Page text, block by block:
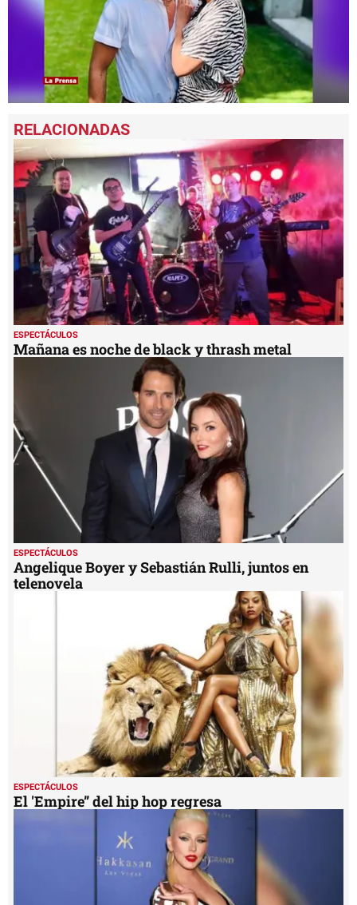
seconds
of
1
minute,
seconds
ESPECTÁCULOS
Mañana es noche de black y thrash metal
ESPECTÁCULOS
Angelique Boyer y Sebastián Rulli, juntos en
telenovela
ESPECTÁCULOS
El 'Empire” del hip hop regresa